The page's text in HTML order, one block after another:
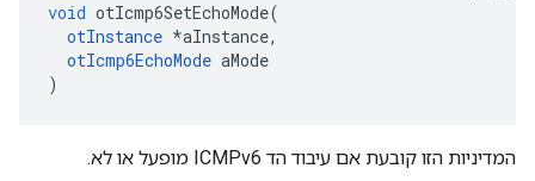
void otIcmp6SetEchoMode(
otInstance *aInstance,
otIcmp6EchoMode aMode
)
המדיניות הזו קובעת אם עיבוד הד ICMPv6 מופעל או לא.